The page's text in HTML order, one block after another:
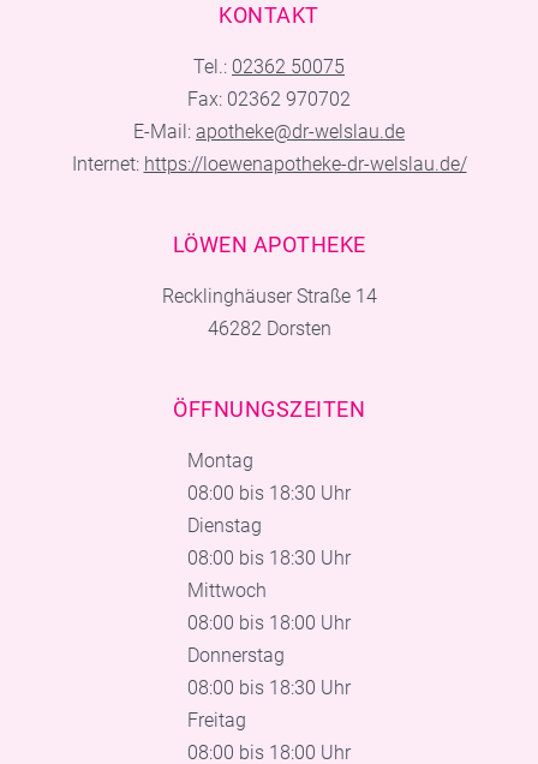
KONTAKT
Tel.: 02362 50075
Fax: 02362 970702
E-Mail: apotheke@dr-welslau.de
Internet: https://loewenapotheke-dr-welslau.de/
LÖWEN APOTHEKE
Recklinghäuser Straße 14
46282 Dorsten
ÖFFNUNGSZEITEN
Montag
08:00 bis 18:30 Uhr
Dienstag
08:00 bis 18:30 Uhr
Mittwoch
08:00 bis 18:00 Uhr
Donnerstag
08:00 bis 18:30 Uhr
Freitag
08:00 bis 18:00 Uhr